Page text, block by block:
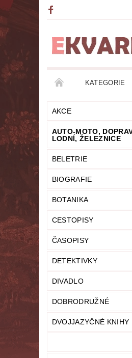
KATEGORIE
AKCE AUTO-
DETEKTIVKY
FANTASY
LITERATURA NAUČNÁ
UČEBNICE
AKCE
AUTO-MOTO,
LODNÍ, ŽELEZNICE
BELETRIE
BIOGRAFIE
BOTANIKA
CESTOPISY
ČASOPISY
DETEKTIVKY
DIVADLO
DOBRODRUŽNÉ
DVOJJAZYČNÉ KNIHY